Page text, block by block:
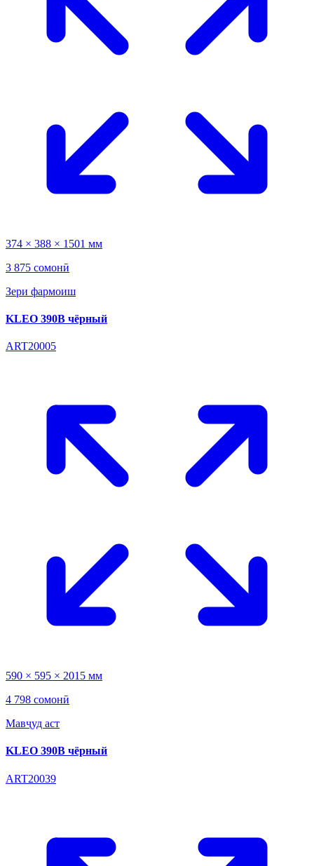
374 × 388 × 1501 мм
3 875 сомонӣ
Зери фармоиш
KLEO 390B чёрный
ART20005
590 × 595 × 2015 мм
4 798 сомонӣ
Мавҷуд аст
KLEO 390B чёрный
ART20039